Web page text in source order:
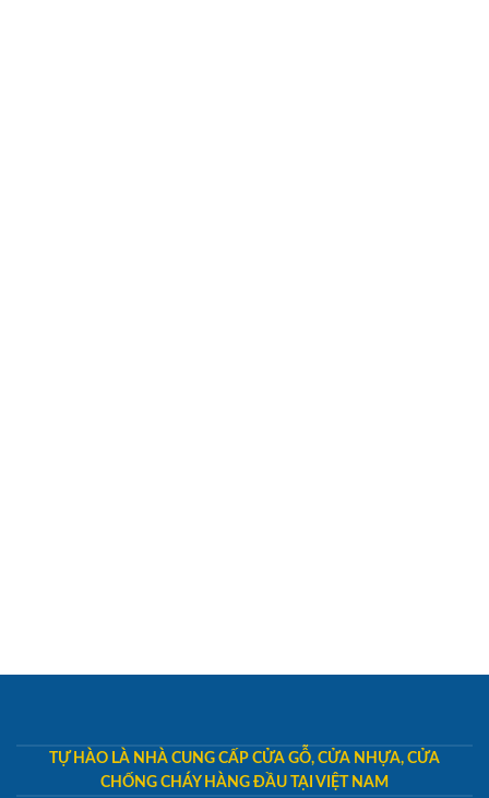
TỰ HÀO LÀ NHÀ CUNG CẤP CỬA GỖ, CỬA NHỰA, CỬA
CHỐNG CHÁY HÀNG ĐẦU TẠI VIỆT NAM